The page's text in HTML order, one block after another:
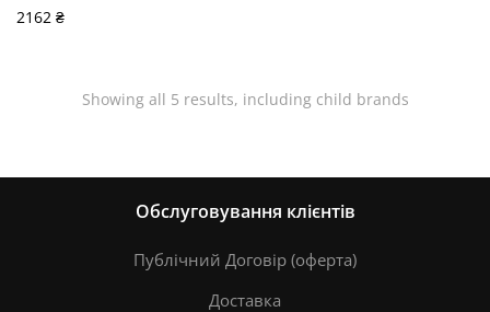
2162 ₴
Showing all 5 results, including child brands
Обслуговування клієнтів
Публічний Договір (оферта)
Доставка